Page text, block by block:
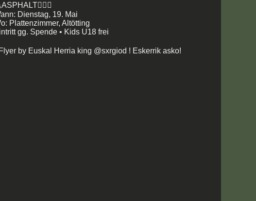
Dienstag, 19. Mai
Plattenzimmer, Altötting
gg. Spende • Kids U18 frei
by Euskal Herria king @sxrgiod ! Eskerrik asko!